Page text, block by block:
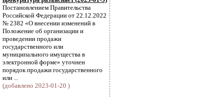
Постановлением Правительства
Российской Федерации от 22.12.2022
№ 2382 «О внесении изменений в
Положение об организации и
проведении продажи
государственного или
муниципального имущества в
электронной форме» уточнен
порядок продажи государственного
или ...
(добавлено 2023-01-20 )